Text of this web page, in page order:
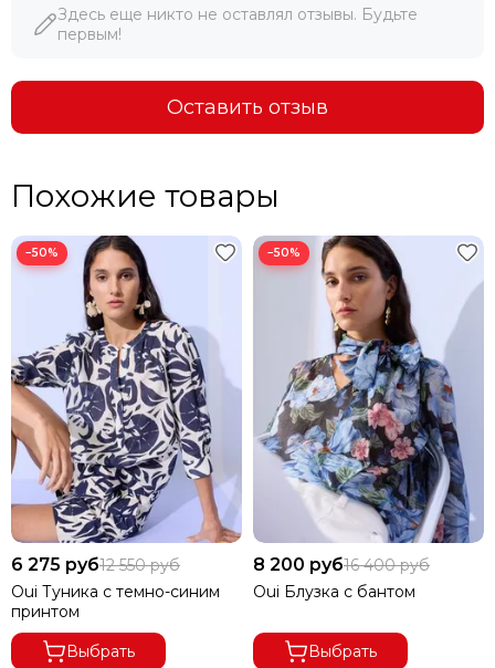
Здесь еще никто не оставлял отзывы. Будьте
первым!
Оставить отзыв
Похожие товары
−50%
6 275 руб12 550 руб
Oui Туника с темно-синим
принтом
Выбрать
−50%
8 200 руб16 400 руб
Oui Блузка с бантом
Выбрать